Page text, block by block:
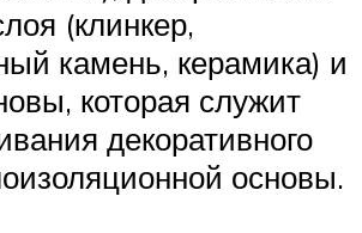
(клинкер,
камень, керамика) и
которая служит
декоративного
основы.